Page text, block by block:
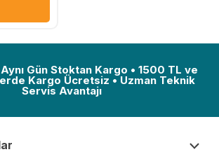
Gün Stoktan Kargo • 1500 TL ve
Kargo Ücretsiz • Uzman Teknik
Servis Avantajı